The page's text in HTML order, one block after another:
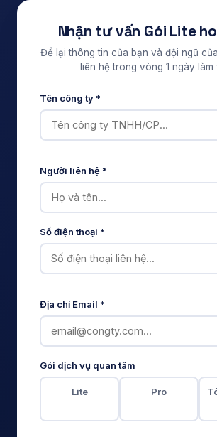
Nhận tư vấn Gói Lite
Để lại thông tin của bạn và đội ngũ
liên hệ trong vòng 1 ngày làm
Tên công ty *
Người liên hệ *
Số điện thoại *
Địa chỉ Email *
Gói dịch vụ quan tâm
Lite Pro